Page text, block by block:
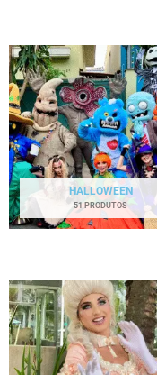
HALLOWEEN
51 PRODUTOS